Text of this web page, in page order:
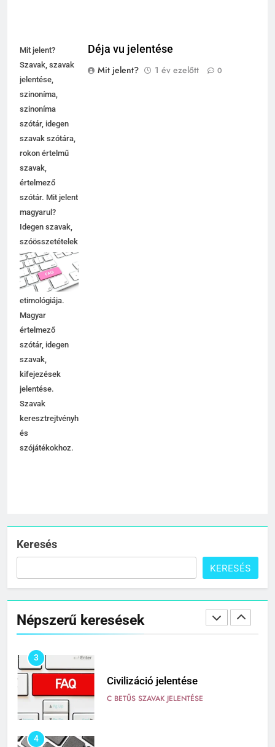
Mit jelent?
Szavak, szavak
jelentése,
szinoníma,
szinoníma
szótár, idegen
szavak szótára,
rokon értelmű
szavak,
értelmező
szótár. Mit jelent
magyarul?
Idegen szavak,
szóösszetételek
jelentése,
magyarázata,
használata,
etimológiája.
Magyar
értelmező
szótár, idegen
szavak,
kifejezések
jelentése.
Szavak
keresztrejtvényhez
és
szójátékokhoz.
Déja vu jelentése
Mit jelent?
1 év ezelőtt 0
Keresés
KERESÉS
Népszerű keresések
5
6
7
8
2
Cingár jelentése
C BETŰS SZAVAK JELENTÉSE
3
Civilizáció jelentése
C BETŰS SZAVAK JELENTÉSE
4